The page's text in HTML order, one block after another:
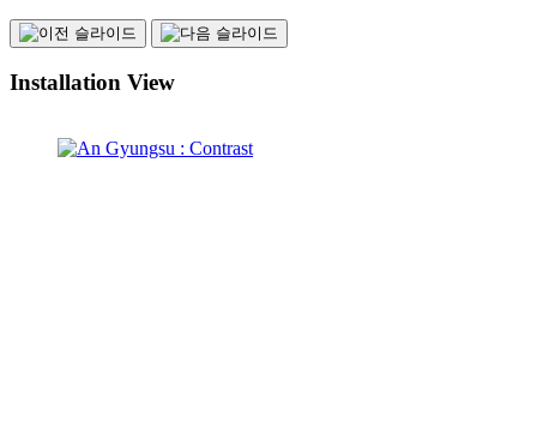
Installation View